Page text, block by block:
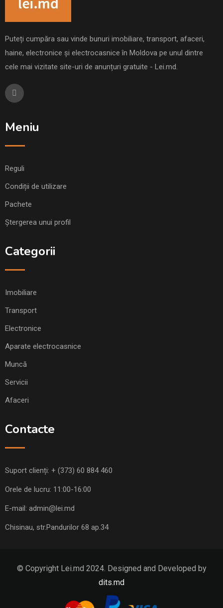
Puteți cumpăra sau vinde bunuri imobiliare, transport, afaceri,
haine, electronice și electrocasnice în Moldova pe unul dintre
cele mai vizitate site-uri de anunțuri gratuite - Lei.md.
Meniu
Reguli
Condiții de utilizare
Pachete
Ștergerea unui profil
Categorii
Imobiliare
Transport
Electronice
Aparate electrocasnice
Muncă
Servicii
Afaceri
Contacte
Suport clienți: + (373) 60 884 460
Orele de lucru: 11:00-16:00
E-mail: admin@lei.md
Chisinau, str.Pandurilor 68 ap.34
© Copyright Lei.md 2024. Designed and Developed by
dits.md